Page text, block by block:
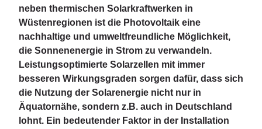
neben thermischen Solarkraftwerken in
Wüstenregionen ist die Photovoltaik eine
nachhaltige und umweltfreundliche Möglichkeit,
die Sonnenenergie in Strom zu verwandeln.
Leistungsoptimierte Solarzellen mit immer
besseren Wirkungsgraden sorgen dafür, dass sich
die Nutzung der Solarenergie nicht nur in
Äquatornähe, sondern z.B. auch in Deutschland
lohnt. Ein bedeutender Faktor in der Installation